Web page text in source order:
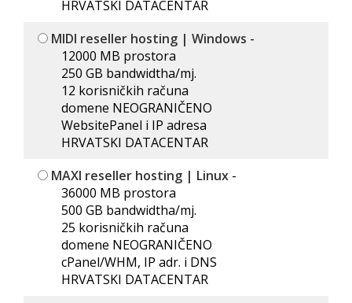
HRVATSKI DATACENTAR
MIDI reseller hosting | Windows -
12000 MB prostora
250 GB bandwidtha/mj.
12 korisničkih računa
domene NEOGRANIČENO
WebsitePanel i IP adresa
HRVATSKI DATACENTAR
MAXI reseller hosting | Linux -
36000 MB prostora
500 GB bandwidtha/mj.
25 korisničkih računa
domene NEOGRANIČENO
cPanel/WHM, IP adr. i DNS
HRVATSKI DATACENTAR